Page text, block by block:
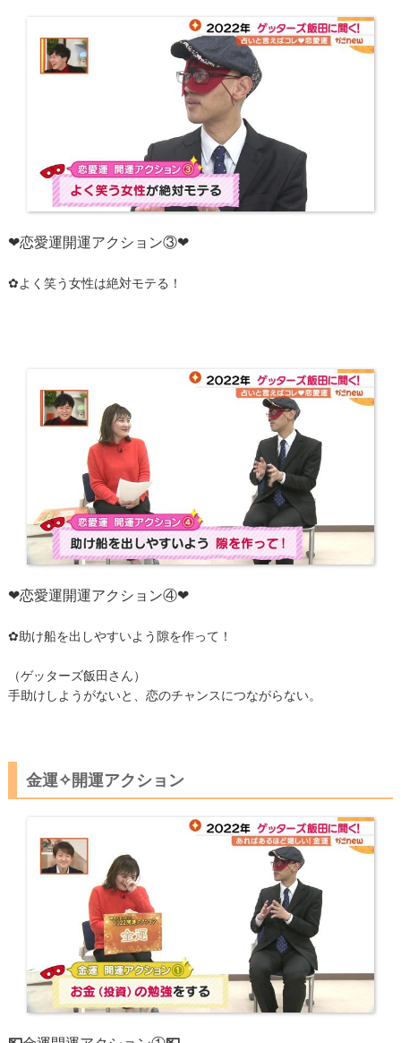
❤恋愛運開運アクション③❤
✿よく笑う女性は絶対モテる！
❤恋愛運開運アクション④❤
✿助け船を出しやすいよう隙を作って！
（ゲッターズ飯田さん）
手助けしようがないと、恋のチャンスにつながらない。
金運✧開運アクション